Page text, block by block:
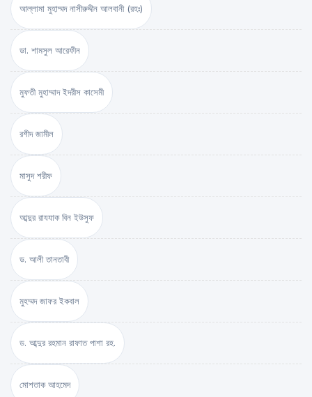
আল্লামা মুহাম্মদ নাসীরুদ্দীন আলবানী (রহঃ)
ডা. শামসুল আরেফীন
মুফতী মুহাম্মাদ ইদরীস কাসেমী
রশীদ জামীল
মাসুদ শরীফ
আব্দুর রাযযাক বিন ইউসুফ
ড. আলী তানতাবী
মুহম্মদ জাফর ইকবাল
ড. আব্দুর রহমান রাফাত পাশা রহ.
মোশতাক আহমেদ